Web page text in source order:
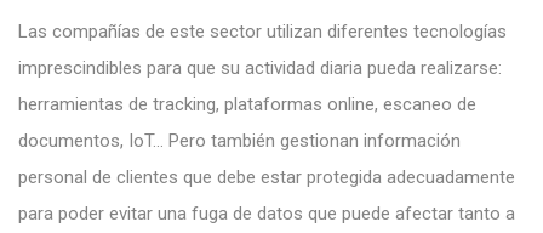
Las compañías de este sector utilizan diferentes tecnologías
imprescindibles para que su actividad diaria pueda realizarse:
herramientas de tracking, plataformas online, escaneo de
documentos, IoT… Pero también gestionan información
personal de clientes que debe estar protegida adecuadamente
para poder evitar una fuga de datos que puede afectar tanto a